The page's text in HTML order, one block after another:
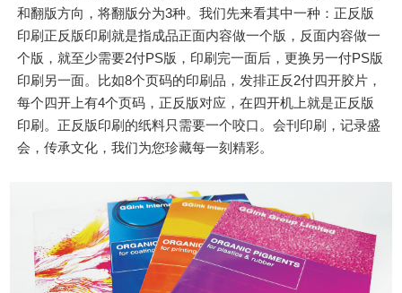
和翻版方向，将翻版分为3种。我们先来看其中一种：正反版
印刷正反版印刷就是指成品正面内容做一个版，反面内容做一
个版，就至少需要2付PS版，印刷完一面后，更换另一付PS版
印刷另一面。比如8个页码的印刷品，发排正反2付四开胶片，
每个四开上有4个页码，正反版对应，在四开机上就是正反版
印刷。正反版印刷的纸料只需要一个咬口。会刊印刷，记录盛
会，传承文化，我们为您珍藏每一刻精彩。